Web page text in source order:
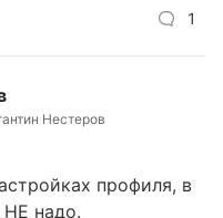
1
Нестеров
профиля, в
НЕ надо.